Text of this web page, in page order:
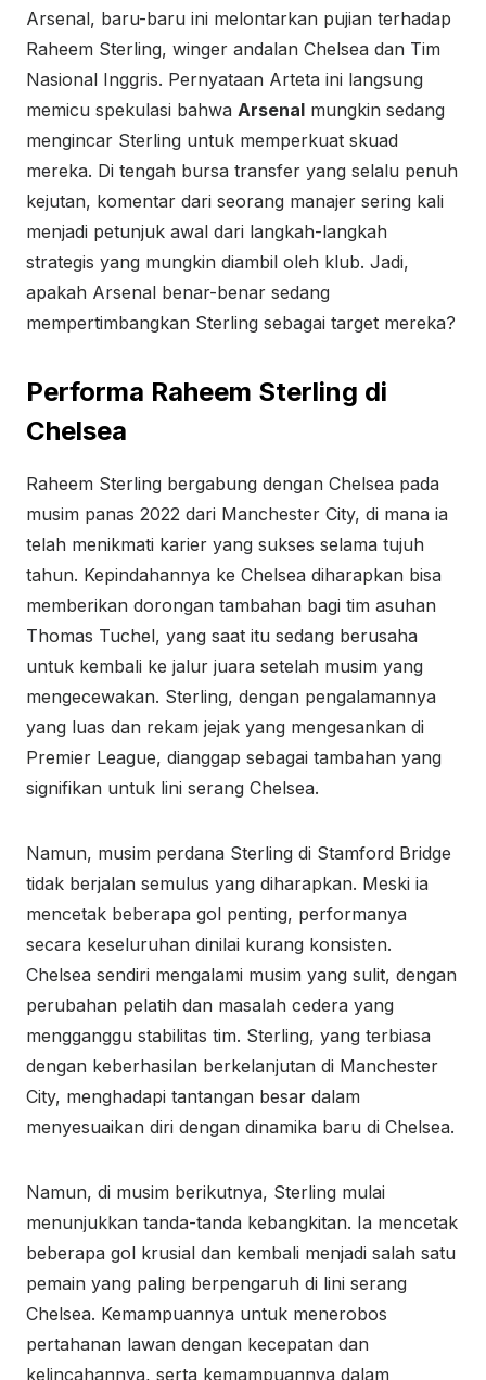
Arsenal, baru-baru ini melontarkan pujian terhadap
Raheem Sterling, winger andalan Chelsea dan Tim
Nasional Inggris. Pernyataan Arteta ini langsung
memicu spekulasi bahwa Arsenal mungkin sedang
mengincar Sterling untuk memperkuat skuad
mereka. Di tengah bursa transfer yang selalu penuh
kejutan, komentar dari seorang manajer sering kali
menjadi petunjuk awal dari langkah-langkah
strategis yang mungkin diambil oleh klub. Jadi,
apakah Arsenal benar-benar sedang
mempertimbangkan Sterling sebagai target mereka?
Performa Raheem Sterling di
Chelsea
Raheem Sterling bergabung dengan Chelsea pada
musim panas 2022 dari Manchester City, di mana ia
telah menikmati karier yang sukses selama tujuh
tahun. Kepindahannya ke Chelsea diharapkan bisa
memberikan dorongan tambahan bagi tim asuhan
Thomas Tuchel, yang saat itu sedang berusaha
untuk kembali ke jalur juara setelah musim yang
mengecewakan. Sterling, dengan pengalamannya
yang luas dan rekam jejak yang mengesankan di
Premier League, dianggap sebagai tambahan yang
signifikan untuk lini serang Chelsea.
Namun, musim perdana Sterling di Stamford Bridge
tidak berjalan semulus yang diharapkan. Meski ia
mencetak beberapa gol penting, performanya
secara keseluruhan dinilai kurang konsisten.
Chelsea sendiri mengalami musim yang sulit, dengan
perubahan pelatih dan masalah cedera yang
mengganggu stabilitas tim. Sterling, yang terbiasa
dengan keberhasilan berkelanjutan di Manchester
City, menghadapi tantangan besar dalam
menyesuaikan diri dengan dinamika baru di Chelsea.
Namun, di musim berikutnya, Sterling mulai
menunjukkan tanda-tanda kebangkitan. Ia mencetak
beberapa gol krusial dan kembali menjadi salah satu
pemain yang paling berpengaruh di lini serang
Chelsea. Kemampuannya untuk menerobos
pertahanan lawan dengan kecepatan dan
kelincahannya, serta kemampuannya dalam